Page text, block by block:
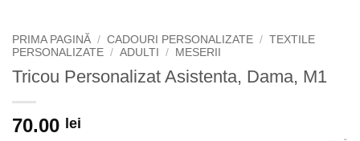
PRIMA PAGINĂ / CADOURI PERSONALIZATE / TEXTILE
PERSONALIZATE / ADULTI / MESERII
Tricou Personalizat Asistenta, Dama, M1
70.00 lei